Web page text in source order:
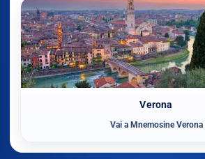
Verona
Vai a Mnemosine Verona